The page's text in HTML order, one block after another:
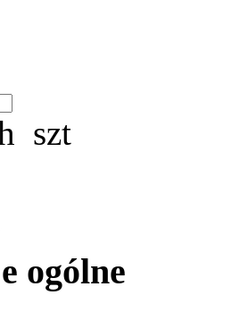
szt
ogólne